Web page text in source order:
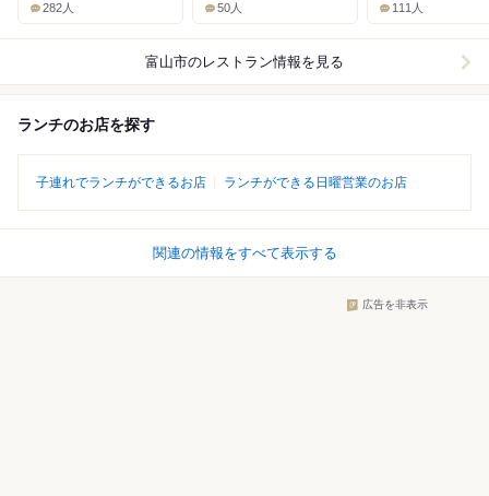
282人 50人 111人
富山市のレストラン情報を見る
ランチのお店を探す
子連れでランチができるお店 ランチができる日曜営業のお店
関連の情報をすべて表示する
広告を非表示